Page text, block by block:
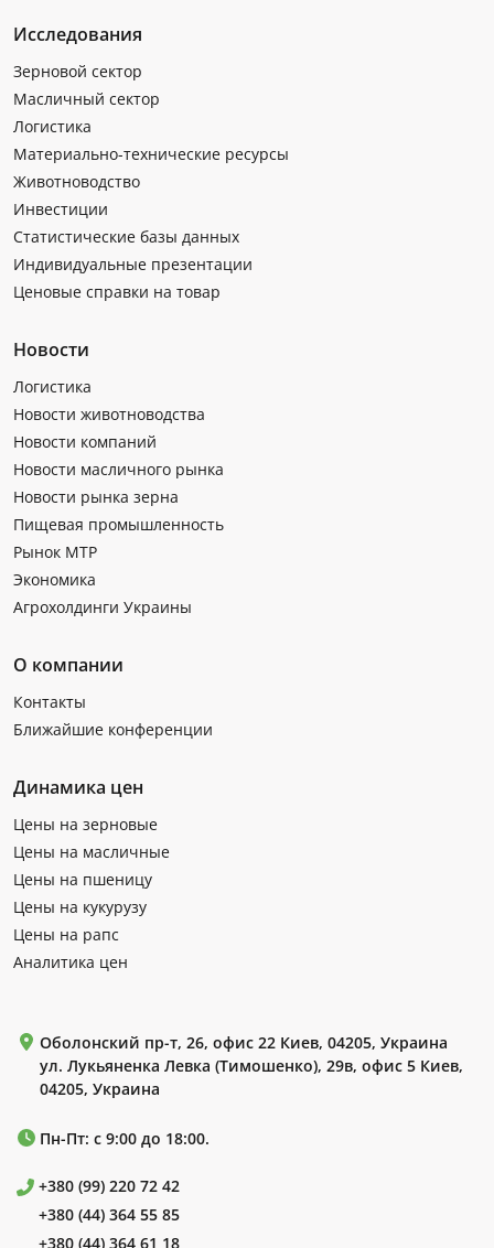
Исследования
Зерновой сектор
Масличный сектор
Логистика
Материально-технические ресурсы
Животноводство
Инвестиции
Статистические базы данных
Индивидуальные презентации
Ценовые справки на товар
Новости
Логистика
Новости животноводства
Новости компаний
Новости масличного рынка
Новости рынка зерна
Пищевая промышленность
Рынок МТР
Экономика
Агрохолдинги Украины
О компании
Контакты
Ближайшие конференции
Динамика цен
Цены на зерновые
Цены на масличные
Цены на пшеницу
Цены на кукурузу
Цены на рапс
Аналитика цен
Оболонский пр-т, 26, офис 22 Киев, 04205, Украина
ул. Лукьяненка Левка (Тимошенко), 29в, офис 5 Киев,
04205, Украина
Пн-Пт: с 9:00 до 18:00.
+380 (99) 220 72 42
+380 (44) 364 55 85
+380 (44) 364 61 18